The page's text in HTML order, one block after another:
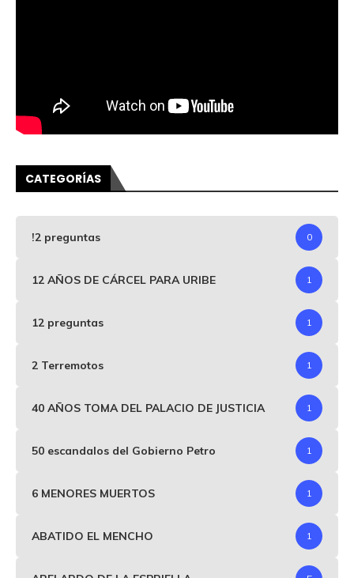
CATEGORÍAS
!2 preguntas 0
12 AÑOS DE CÁRCEL PARA URIBE 1
12 preguntas 1
2 Terremotos 1
40 AÑOS TOMA DEL PALACIO DE JUSTICIA 1
50 escandalos del Gobierno Petro 1
6 MENORES MUERTOS 1
ABATIDO EL MENCHO 1